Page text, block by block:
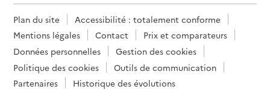
Plan du site
Accessibilité : totalement conforme
Mentions légales
Contact
Prix et comparateurs
Données personnelles
Gestion des cookies
Politique des cookies
Outils de communication
Partenaires
Historique des évolutions